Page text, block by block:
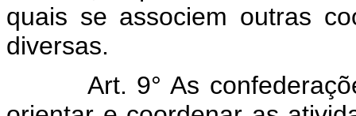
quais se associem outras
diversas.
Art. 9° As